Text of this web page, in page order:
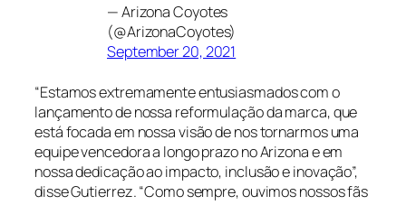
— Arizona Coyotes
(@ArizonaCoyotes)
September 20, 2021
“Estamos extremamente entusiasmados com o
lançamento de nossa reformulação da marca, que
está focada em nossa visão de nos tornarmos uma
equipe vencedora a longo prazo no Arizona e em
nossa dedicação ao impacto, inclusão e inovação”,
disse Gutierrez. “Como sempre, ouvimos nossos fãs